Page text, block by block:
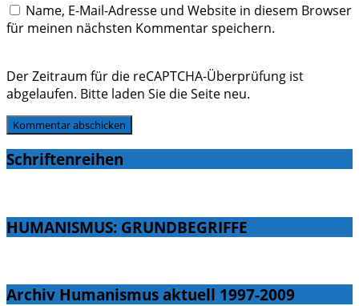
Name, E-Mail-Adresse und Website in diesem Browser
für meinen nächsten Kommentar speichern.
Der Zeitraum für die reCAPTCHA-Überprüfung ist
abgelaufen. Bitte laden Sie die Seite neu.
Schriftenreihen
HUMANISMUS: GRUNDBEGRIFFE
Archiv Humanismus aktuell 1997-2009